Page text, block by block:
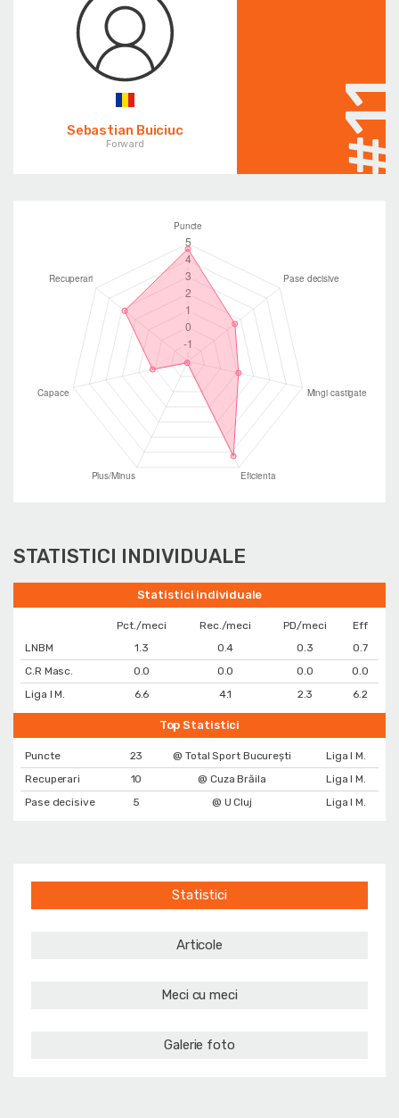
Sebastian Buiciuc
Forward
STATISTICI INDIVIDUALE
Statistici individuale
Pct./meci Rec./meci PD/meci
Eff
LNBM
1.3 0.4 0.3
0.7
C.R Masc.
0.0 0.0 0.0
0.0
Liga I M.
6.6 4.1 2.3 6.2
Top Statistici
Puncte 23 @ Total Sport București
Liga I M.
Recuperari
10 @ Cuza Brăila
Liga I M.
Pase decisive
5 @ U Cluj Liga I M.
Statistici
Articole
Meci cu meci
Galerie foto